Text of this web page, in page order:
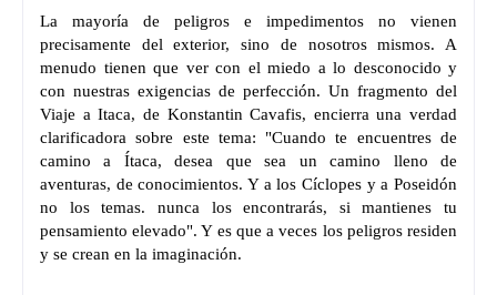
La mayoría de peligros e impedimentos no vienen
precisamente del exterior, sino de nosotros mismos. A
menudo tienen que ver con el miedo a lo desconocido y
con nuestras exigencias de perfección. Un fragmento del
Viaje a Itaca, de Konstantin Cavafis, encierra una verdad
clarificadora sobre este tema: "Cuando te encuentres de
camino a Ítaca, desea que sea un camino lleno de
aventuras, de conocimientos. Y a los Cíclopes y a Poseidón
no los temas. nunca los encontrarás, si mantienes tu
pensamiento elevado". Y es que a veces los peligros residen
y se crean en la imaginación.